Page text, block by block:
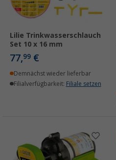
Lilie Trinkwasserschlauch
Set 10 x 16 mm
77,99 €
Demnächst wieder lieferbar
Filialverfügbarkeit: Filiale setzen